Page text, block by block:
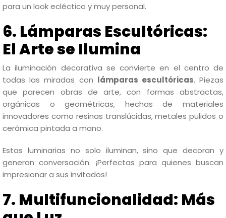
para un look ecléctico y muy personal.
6. Lámparas Escultóricas:
El Arte se Ilumina
La iluminación decorativa se convierte en el centro de
todas las miradas con lámparas escultóricas. Piezas
que parecen obras de arte, con formas abstractas,
orgánicas o geométricas, hechas de materiales
innovadores como resinas translúcidas, metales pulidos o
cerámica pintada a mano.
Estas luminarias no solo iluminan, sino que decoran y
generan conversación. ¡Perfectas para quienes buscan
impresionar a sus invitados!
7. Multifuncionalidad: Más